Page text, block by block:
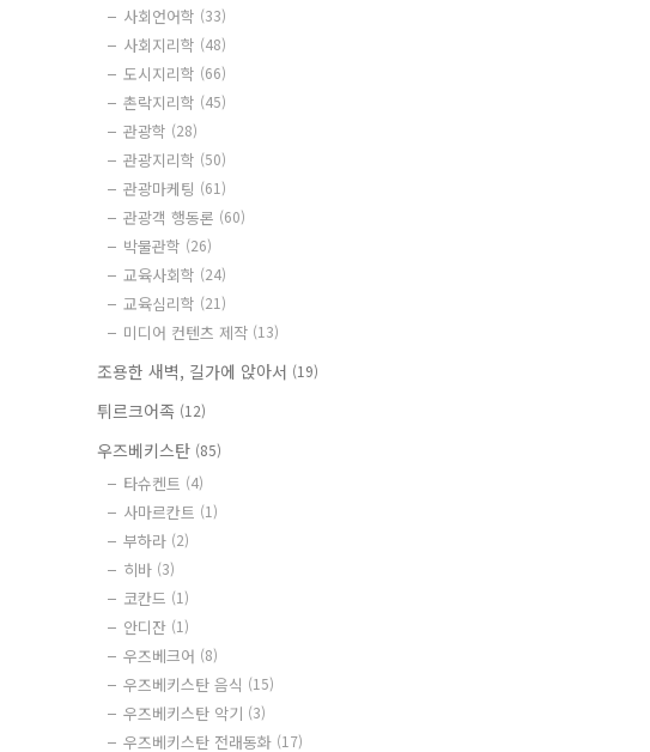
사회언어학 (33)
사회지리학 (48)
도시지리학 (66)
촌락지리학 (45)
관광학 (28)
관광지리학 (50)
관광마케팅 (61)
관광객 행동론 (60)
박물관학 (26)
교육사회학 (24)
교육심리학 (21)
미디어 컨텐츠 제작 (13)
조용한 새벽, 길가에 앉아서 (19)
튀르크어족 (12)
우즈베키스탄 (85)
타슈켄트 (4)
사마르칸트 (1)
부하라 (2)
히바 (3)
코칸드 (1)
안디잔 (1)
우즈베크어 (8)
우즈베키스탄 음식 (15)
우즈베키스탄 악기 (3)
우즈베키스탄 전래동화 (17)